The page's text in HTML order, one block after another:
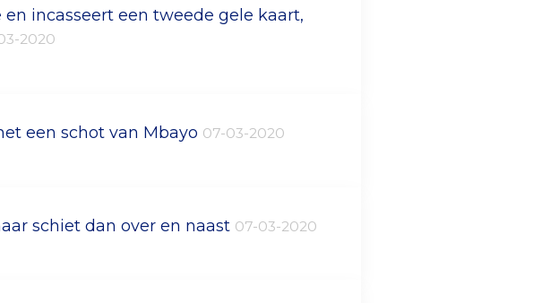
incasseert een tweede gele kaart,
2020
een schot van Mbayo 07-03-2020
schiet dan over en naast 07-03-2020